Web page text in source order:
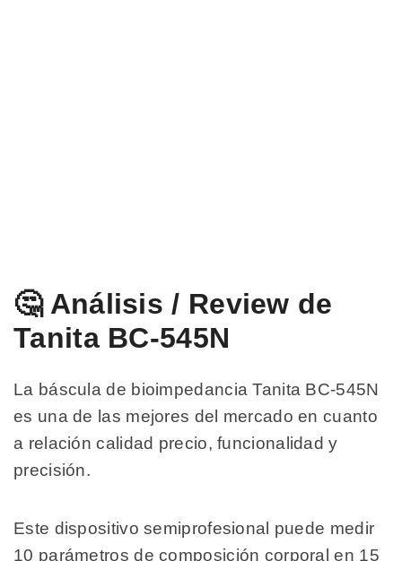
🤔 Análisis / Review de
Tanita BC-545N
La báscula de bioimpedancia Tanita BC-545N
es una de las mejores del mercado en cuanto
a relación calidad precio, funcionalidad y
precisión.
Este dispositivo semiprofesional puede medir
10 parámetros de composición corporal en 15